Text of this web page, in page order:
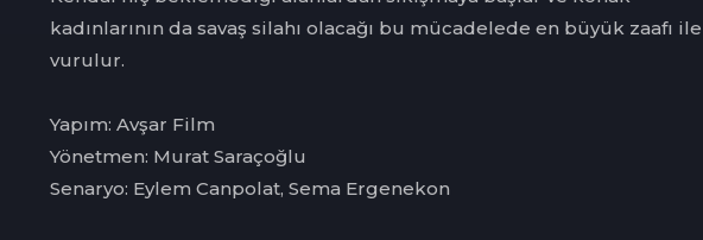
kadınlarının da savaş silahı olacağı bu mücadelede en büyük zaafı ile
vurulur.
Yapım: Avşar Film
Yönetmen: Murat Saraçoğlu
Senaryo: Eylem Canpolat, Sema Ergenekon